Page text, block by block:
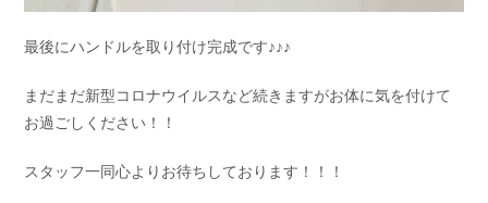
最後にハンドルを取り付け完成です♪♪♪
まだまだ新型コロナウイルスなど続きますがお体に気を付けて
お過ごしください！！
スタッフ一同心よりお待ちしております！！！